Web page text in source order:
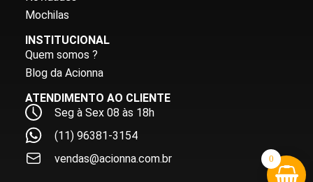
Mochilas
INSTITUCIONAL
Quem somos ?
Blog da Acionna
ATENDIMENTO AO CLIENTE
Seg à Sex 08 às 18h
(11) 96381-3154
vendas@acionna.com.br
0